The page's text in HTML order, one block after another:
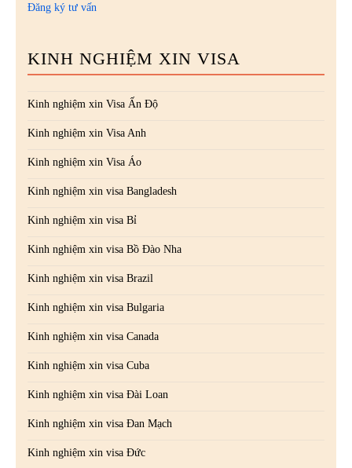
Đăng ký tư vấn
KINH NGHIỆM XIN VISA
Kinh nghiệm xin Visa Ấn Độ
Kinh nghiệm xin Visa Anh
Kinh nghiệm xin Visa Áo
Kinh nghiệm xin visa Bangladesh
Kinh nghiệm xin visa Bỉ
Kinh nghiệm xin visa Bồ Đào Nha
Kinh nghiệm xin visa Brazil
Kinh nghiệm xin visa Bulgaria
Kinh nghiệm xin visa Canada
Kinh nghiệm xin visa Cuba
Kinh nghiệm xin visa Đài Loan
Kinh nghiệm xin visa Đan Mạch
Kinh nghiệm xin visa Đức